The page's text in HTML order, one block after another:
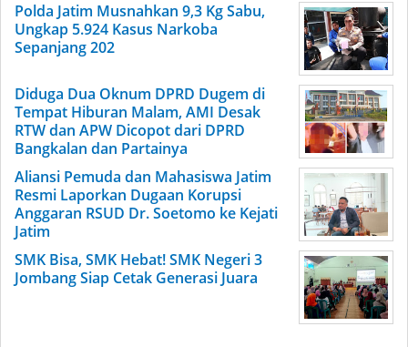
Polda Jatim Musnahkan 9,3 Kg Sabu,
Ungkap 5.924 Kasus Narkoba
Sepanjang 202
Diduga Dua Oknum DPRD Dugem di
Tempat Hiburan Malam, AMI Desak
RTW dan APW Dicopot dari DPRD
Bangkalan dan Partainya
Aliansi Pemuda dan Mahasiswa Jatim
Resmi Laporkan Dugaan Korupsi
Anggaran RSUD Dr. Soetomo ke Kejati
Jatim
SMK Bisa, SMK Hebat! SMK Negeri 3
Jombang Siap Cetak Generasi Juara